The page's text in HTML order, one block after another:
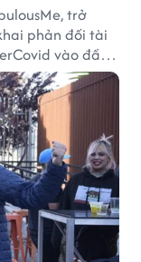
trở
phản đối tài
vào đầu
19 vẫn diễn